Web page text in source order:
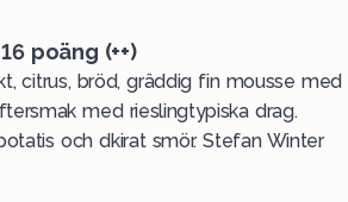
poäng (++)
citrus, bröd, gräddig fin mousse med
med rieslingtypiska drag.
och dkirat smör. Stefan Winter